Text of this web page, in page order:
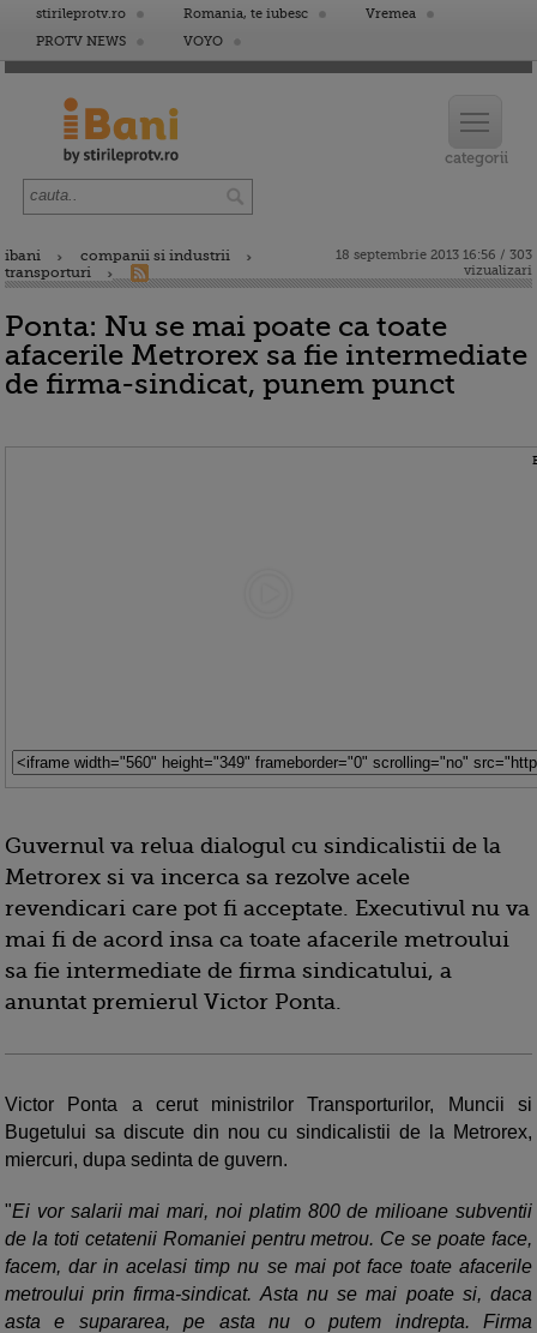
stirileprotv.ro Romania, te iubesc
Vremea
PROTV NEWS
VOYO
ibani
companii si industrii
transporturi
18 septembrie 2013 16:56 / 303
vizualizari
Ponta: Nu se mai poate ca toate
afacerile Metrorex sa fie intermediate
de firma-sindicat, punem punct
Guvernul va relua dialogul cu sindicalistii de la
Metrorex si va incerca sa rezolve acele
revendicari care pot fi acceptate. Executivul nu va
mai fi de acord insa ca toate afacerile metroului
sa fie intermediate de firma sindicatului, a
anuntat premierul Victor Ponta.
Victor Ponta a cerut ministrilor Transporturilor, Muncii si
Bugetului sa discute din nou cu sindicalistii de la Metrorex,
miercuri, dupa sedinta de guvern.
"Ei vor salarii mai mari, noi platim 800 de milioane subventii
de la toti cetatenii Romaniei pentru metrou. Ce se poate face,
facem, dar in acelasi timp nu se mai pot face toate afacerile
metroului prin firma-sindicat. Asta nu se mai poate si, daca
asta e supararea, pe asta nu o putem indrepta. Firma